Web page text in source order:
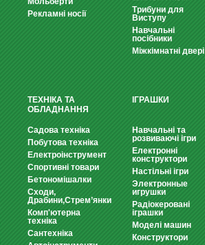
Рекламні носії
Трибуни для
Виступу
Навчальні
посібники
Міжкімнатні двері
ТЕХНІКА ТА
ОБЛАДНАННЯ
Садова техніка
Побутова техніка
Електроінструмент
Спортивні товари
Бетономішалки
Сходи,
Драбини,Стрем’янки
Комп'ютерна
техніка
Сантехніка
ІГРАШКИ
Навчальні та
розвиваючі ігри
Електронні
конструктори
Настільні ігри
Электронные
игрушки
Радіокеровані
іграшки
Моделі машин
Конструктори